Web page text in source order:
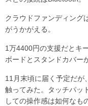
クラウドファンディング
がうかがえる。
1万4400円の支援だとキ
ボードとスタンドカバー
11月末頃に届く予定だが
触ってみた。タッチパッ
しての操作感は如何なも